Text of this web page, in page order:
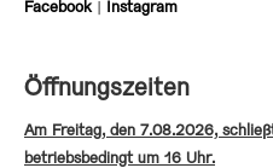
Facebook| Instagram
Öffnungszeiten
Am Freitag, den 7.08.2026,
betriebsbedingt um 16 Uhr.